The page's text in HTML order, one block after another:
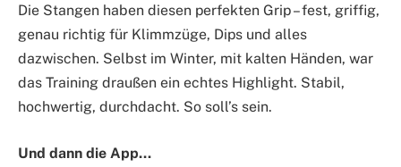
Die Stangen haben diesen perfekten Grip – fest, griffig,
genau richtig für Klimmzüge, Dips und alles
dazwischen. Selbst im Winter, mit kalten Händen, war
das Training draußen ein echtes Highlight. Stabil,
hochwertig, durchdacht. So soll’s sein.
Und dann die App…